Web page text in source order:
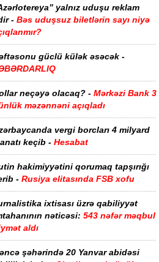
yalnız uduşu reklam
- Bəs uduşsuz biletlərin sayı niyə
güclü külək əsəcək -
neçəyə olacaq? - Mərkəzi Bank 3
məzənnəni açıqladı
vergi borcları 4 milyard
keçib - Hesabat
hakimiyyətini qorumaq tapşırığı
- Rusiya elitasında FSB xofu
ixtisası üzrə qabiliyyət
nəticəsi: 543 nəfər məqbul
aldı
şəhərində 20 Yanvar abidəsi